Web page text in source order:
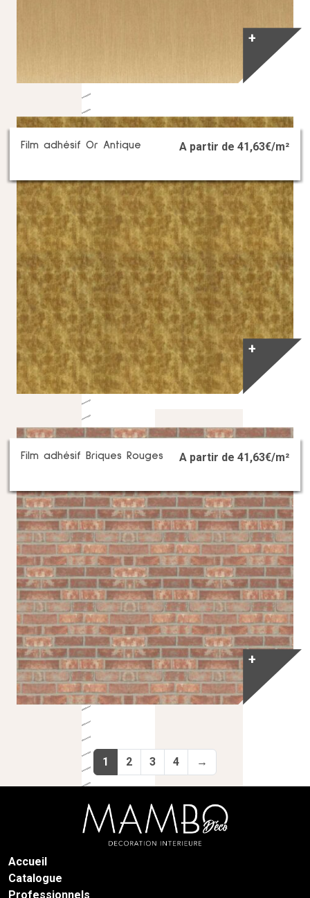
+
Film adhésif Or Antique A partir de 41,63€/m²
+
Film adhésif Briques Rouges A partir de 41,63€/m²
+
1 2 3 4 →
Accueil
Catalogue
Professionnels